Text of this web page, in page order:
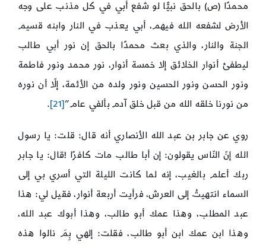
محمدًا (ص) بالحق نبيًّا لو شفع أبي في كل مذنب على وجه
الأرض لشفعه الله فيهم، أبي يعذب في النار وابنه قسيم
الجنة والنار، والذي بعث محمدًا بالحق إن نور أبي طالب
ليطفئ أنوار الخلائق إلا خمسة أنوار، نور محمد ونور فاطمة
ونور الحسن ونور الحسين ونور ولده من الأئمة، إلّا أن نوره
من نورنا خلقه الله من قبل خلق آدم بألفي عام”[21]
.
روي عن جابر بن عبد الله الأنصاري أنه قال: قلت: يا رسول
الله إنّ النّاس يقولون: إن أبا طالب مات كافرًا !قال: يا جابر
ربك أعلم بالغيب، إنه لما كانت الليلة التي أسري بي إلى
السماء انتهيتُ إلى العرش، فرأيت أربعة أنوار، فقيل لي: هذا
عبد المطلب، وهذا عمك أبو طالب، وهذا أبوك عبد الله،
وهذا ابن عمك ابن أبو طالب، فقلت: إلهي بِمَ نالوا هذه